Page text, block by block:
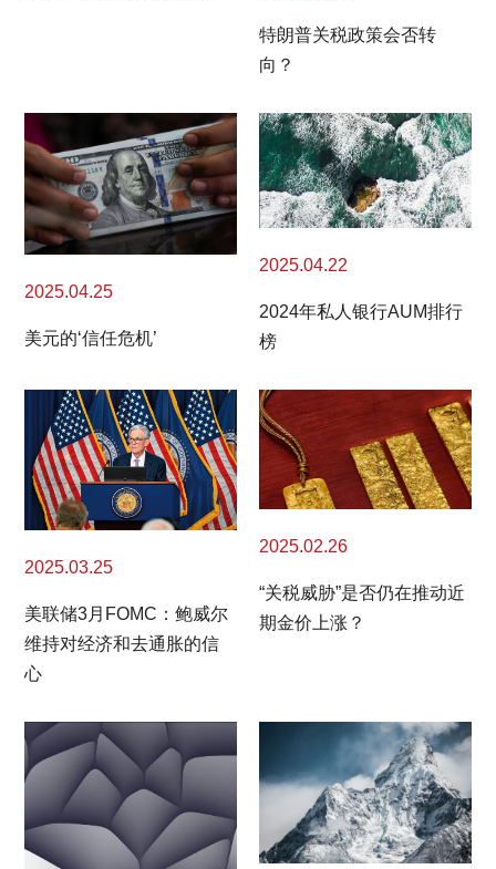
特朗普关税政策会否转
向？
2025.04.25
美元的‘信任危机’
2025.04.22
2024年私人银行AUM排行
榜
2025.03.25
美联储3月FOMC：鲍威尔
维持对经济和去通胀的信
心
2025.02.26
“关税威胁”是否仍在推动近
期金价上涨？